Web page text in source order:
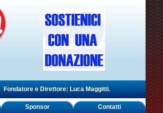
Fondatore e Direttore: Luca Maggitti.
Sponsor
Contatti